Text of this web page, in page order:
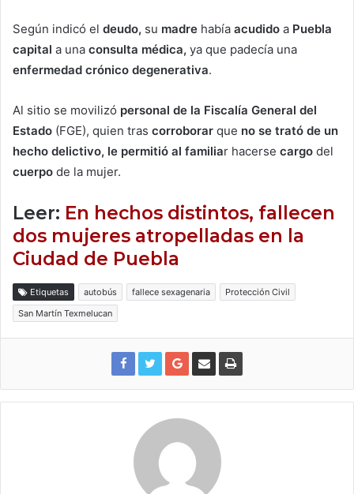
Según indicó el deudo, su madre había acudido a Puebla
capital a una consulta médica, ya que padecía una
enfermedad crónico degenerativa.
Al sitio se movilizó personal de la Fiscalía General del
Estado (FGE), quien tras corroborar que no se trató de un
hecho delictivo, le permitió al familiar hacerse cargo del
cuerpo de la mujer.
Leer: En hechos distintos, fallecen
dos mujeres atropelladas en la
Ciudad de Puebla
Etiquetas autobús fallece sexagenaria
Protección Civil
San Martín Texmelucan